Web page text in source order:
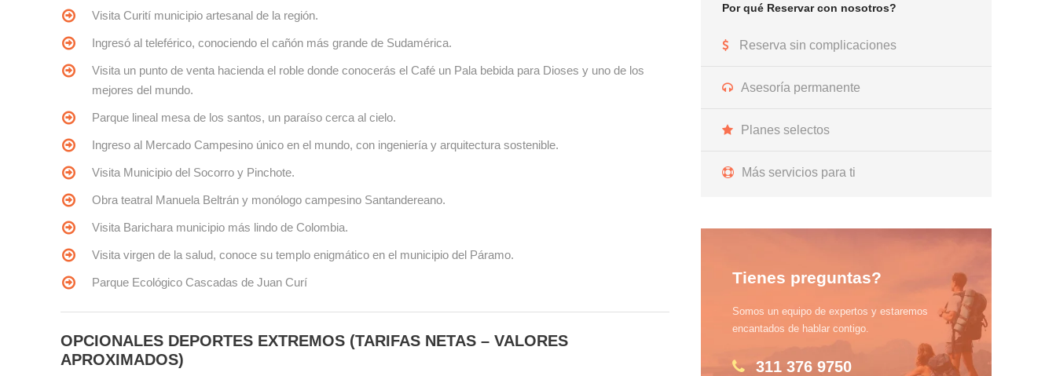
Por qué Reservar con nosotros?
Reserva sin complicaciones
Asesoría permanente
Planes selectos
Más servicios para ti
Tienes preguntas?
Somos un equipo de expertos y estaremos
encantados de hablar contigo.
311 376 9750
Visita Curití municipio artesanal de la región.
Ingresó al teleférico, conociendo el cañón más grande de Sudamérica.
Visita un punto de venta hacienda el roble donde conocerás el Café un Pala bebida para Dioses y uno de los
mejores del mundo.
Parque lineal mesa de los santos, un paraíso cerca al cielo.
Ingreso al Mercado Campesino único en el mundo, con ingeniería y arquitectura sostenible.
Visita Municipio del Socorro y Pinchote.
Obra teatral Manuela Beltrán y monólogo campesino Santandereano.
Visita Barichara municipio más lindo de Colombia.
Visita virgen de la salud, conoce su templo enigmático en el municipio del Páramo.
Parque Ecológico Cascadas de Juan Curí
OPCIONALES DEPORTES EXTREMOS (TARIFAS NETAS – VALORES
APROXIMADOS)